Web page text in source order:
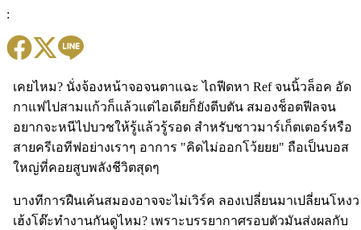
:
เคยไหม? นั่งจ้องหน้าจอจนตาแฉะ ไถฟีดหา Ref จนนิ้วล็อค อัด
กาแฟไปสามแก้วก็แล้วแต่ไอเดียก็ยังตีบตัน สมองช็อตฟีลจน
อยากจะหนีไปบวชให้รู้แล้วรู้รอด สำหรับชาวมาร์เก็ตเตอร์หรือ
สายครีเอทีฟอย่างเราๆ อาการ "คิดไม่ออกโว้ยยย" ถือเป็นบอส
ใหญ่ที่คอยสูบพลังชีวิตสุดๆ
บางทีการฝืนเค้นสมองอาจจะไม่เวิร์ค ลองเปลี่ยนมาเปลี่ยนโหงว
เฮ้งโต๊ะทำงานกันดูไหม? เพราะบรรยากาศรอบตัวมันส่งผลกับ